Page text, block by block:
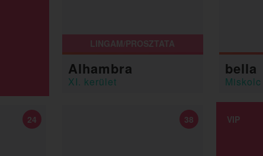
LINGAM/PROSZTATA
Alhambra
XI. kerület
bella
Miskolc
24 38 VIP